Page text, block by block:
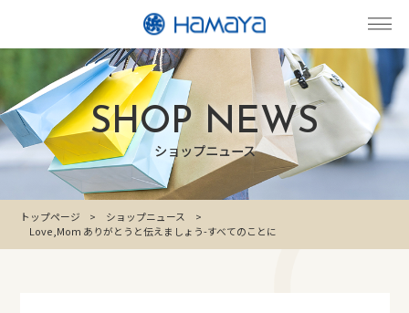
SHOP NEWS
ショップニュース
トップページ
ショップニュース
Love,Mom ありがとうと伝えましょう-すべてのことに